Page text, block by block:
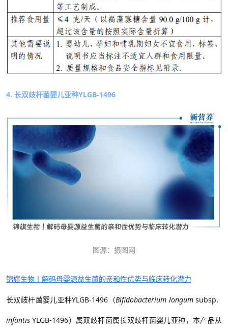
4. 长双歧杆菌婴儿亚种YLGB-1496
图源：摄图网
锦旗生物丨解码母婴源益生菌的亲和性优势与临床转化潜力
长双歧杆菌婴儿亚种YLGB-1496 （Bifidobacterium longumsubsp.
infantisYLGB-1496）属双歧杆菌属长双歧杆菌婴儿亚种，本产品从